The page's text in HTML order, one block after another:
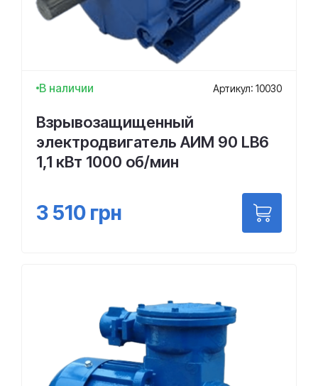
В наличии Артикул: 10030
Взрывозащищенный
электродвигатель АИМ 90 LВ6
1,1 кВт 1000 об/мин
3 510 грн